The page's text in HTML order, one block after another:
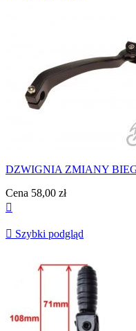
DZWIGNIA ZMIANY
Cena 58,00 zł

 Szybki podgląd